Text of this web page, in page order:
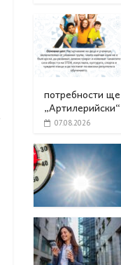
потребности
„Артилерийски“
07.08.2026